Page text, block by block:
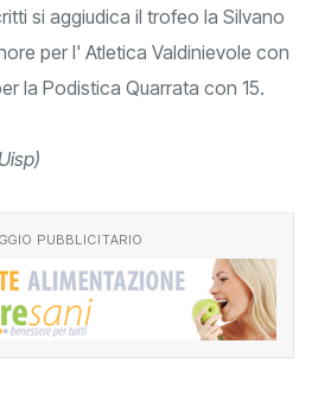
si aggiudica il trofeo la Silvano
per l' Atletica Valdinievole con
la Podistica Quarrata con 15.
PUBBLICITARIO